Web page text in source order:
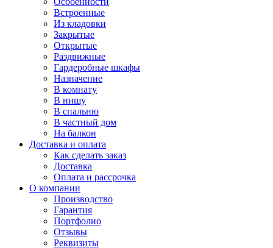
Встроенные
Из кладовки
Закрытые
Открытые
Раздвижные
Гардеробные шкафы
Назначение
В комнату
В нишу
В спальню
В частный дом
На балкон
Доставка и оплата
Как сделать заказ
Доставка
Оплата и рассрочка
О компании
Производство
Гарантия
Портфолио
Отзывы
Реквизиты